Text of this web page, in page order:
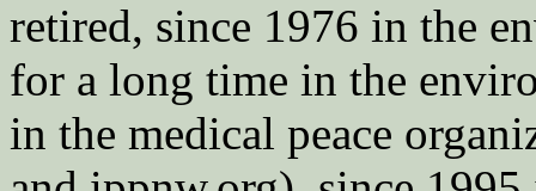
retired, since 1976 in the
for a long time in the
in the medical peace